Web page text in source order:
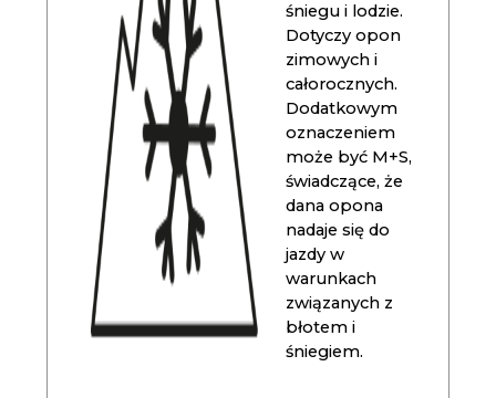
śniegu i lodzie.
Dotyczy opon
zimowych i
całorocznych.
Dodatkowym
oznaczeniem
może być M+S,
świadczące, że
dana opona
nadaje się do
jazdy w
warunkach
związanych z
błotem i
śniegiem.